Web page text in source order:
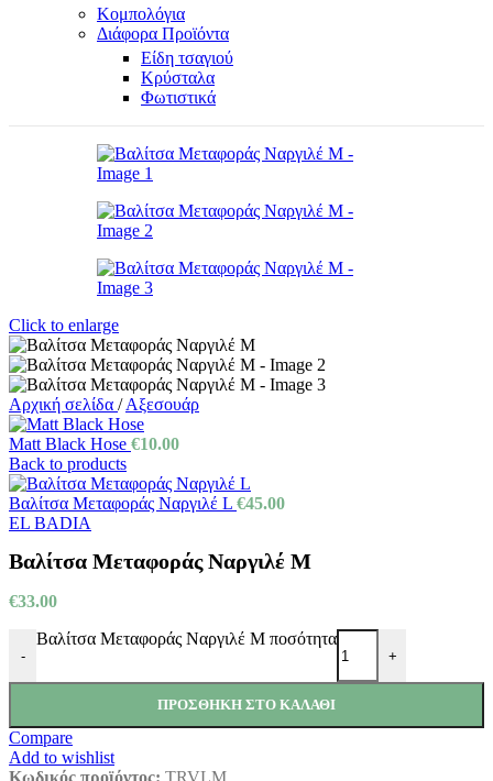
Κομπολόγια
Διάφορα Προϊόντα
Είδη τσαγιού
Κρύσταλα
Φωτιστικά
Click to enlarge
Αρχική σελίδα / Αξεσουάρ
Matt Black Hose €10.00
Back to products
Βαλίτσα Μεταφοράς Ναργιλέ L €45.00
EL BADIA
Βαλίτσα Μεταφοράς Ναργιλέ M
€33.00
-
Βαλίτσα Μεταφοράς Ναργιλέ M ποσότητα
+
ΠΡΟΣΘΉΚΗ ΣΤΟ ΚΑΛΆΘΙ
Compare
Add to wishlist